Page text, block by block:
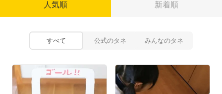
人気順 新着順
すべて 公式のタネ みんなのタネ